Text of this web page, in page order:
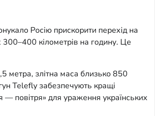
Росію прискорити перехід на
кілометрів на годину. Це
метра, злітна маса близько 850
Telefly забезпечують кращі
— повітря» для ураження українських